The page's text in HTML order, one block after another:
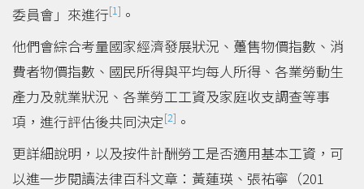
委員會」來進行[1] 。
他們會綜合考量國家經濟發展狀況、躉售物價指數、消
費者物價指數、國民所得與平均每人所得、各業勞動生
產力及就業狀況、各業勞工工資及家庭收支調查等事
項，進行評估後共同決定[2] 。
更詳細說明，以及按件計酬勞工是否適用基本工資，可
以進一步閱讀法律百科文章：黃蓮瑛、張祐寧（201